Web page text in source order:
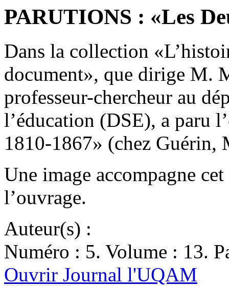
PARUTIONS : «Les
Dans la collection
document», que dirige M.
professeur-chercheur au
l’éducation (DSE), a paru
1810-1867» (chez
Une image accompagne
l’ouvrage.
Auteur(s) :
Numéro : 5. Volume : 13.
Ouvrir Journal l'UQAM